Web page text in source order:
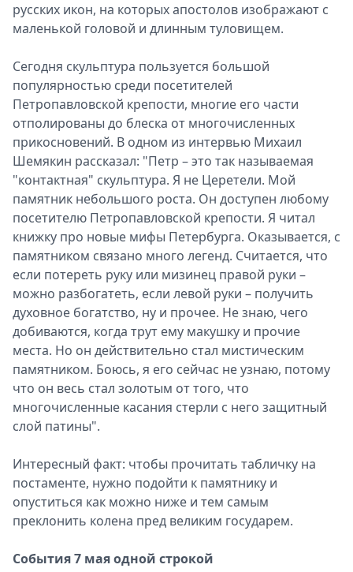
русских икон, на которых апостолов изображают с
маленькой головой и длинным туловищем.
Сегодня скульптура пользуется большой
популярностью среди посетителей
Петропавловской крепости, многие его части
отполированы до блеска от многочисленных
прикосновений. В одном из интервью Михаил
Шемякин рассказал: "Петр – это так называемая
"контактная" скульптура. Я не Церетели. Мой
памятник небольшого роста. Он доступен любому
посетителю Петропавловской крепости. Я читал
книжку про новые мифы Петербурга. Оказывается, с
памятником связано много легенд. Считается, что
если потереть руку или мизинец правой руки –
можно разбогатеть, если левой руки – получить
духовное богатство, ну и прочее. Не знаю, чего
добиваются, когда трут ему макушку и прочие
места. Но он действительно стал мистическим
памятником. Боюсь, я его сейчас не узнаю, потому
что он весь стал золотым от того, что
многочисленные касания стерли с него защитный
слой патины".
Интересный факт: чтобы прочитать табличку на
постаменте, нужно подойти к памятнику и
опуститься как можно ниже и тем самым
преклонить колена пред великим государем.
События 7 мая одной строкой